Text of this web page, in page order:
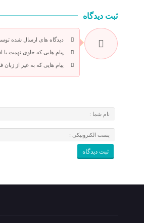
ثبت دیدگاه
دیدگاه های ارسال شده
پیام هایی که حاوی تهمت یا
پیام هایی که به غیر از